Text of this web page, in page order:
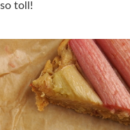
toll!